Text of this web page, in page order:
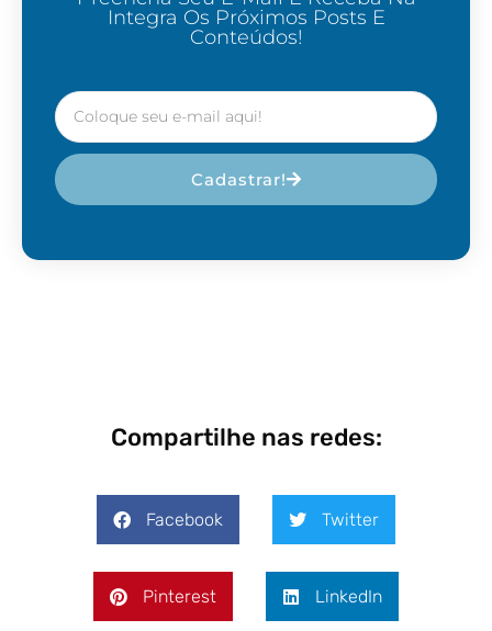
Integra Os Próximos Posts E
Conteúdos!
Cadastrar!
Compartilhe nas redes:
Facebook Twitter
Pinterest LinkedIn